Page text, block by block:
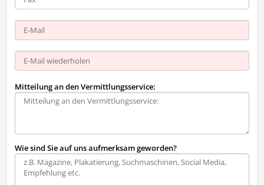
Mitteilung an den Vermittlungsservice:
Wie sind Sie auf uns aufmerksam geworden?